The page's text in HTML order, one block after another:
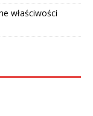
właściwości